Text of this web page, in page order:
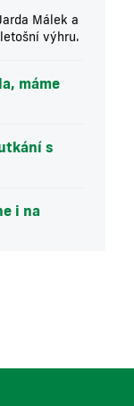
Málek a
výhru.
máme
s
i na